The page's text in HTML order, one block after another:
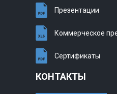
Презентации
Коммерческое
Сертификаты
КОНТАКТЫ